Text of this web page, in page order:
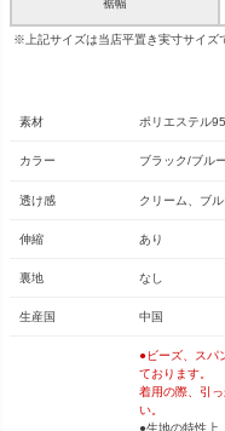
裾幅
※上記サイズは当店平置き実寸サイズ
素材 ポリエステル
カラー ブラック/ブル
透け感 クリーム、ブ
伸縮 あり
裏地 なし
生産国 中国
●ビーズ、スパ
ております。
着用の際、引
い。